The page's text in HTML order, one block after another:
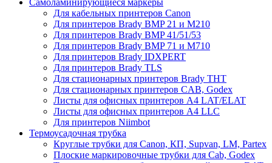
Самоламинирующиеся маркеры
Для кабельных принтеров Canon
Для принтеров Brady BMP 21 и M210
Для принтеров Brady BMP 41/51/53
Для принтеров Brady BMP 71 и M710
Для принтеров Brady IDXPERT
Для принтеров Brady TLS
Для стационарных принтеров Brady THT
Для стационарных принтеров CAB, Godex
Листы для офисных принтеров А4 LAT/ELAT
Листы для офисных принтеров А4 LLC
Для принтеров Niimbot
Термоусадочная трубка
Круглые трубки для Canon, КП, Supvan, LM, Partex
Плоские маркировочные трубки для Cab, Godex